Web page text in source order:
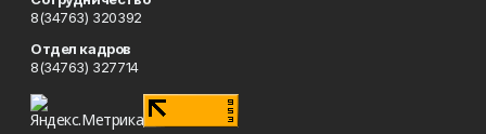
8(34763) 320392
Отдел кадров
8(34763) 327714